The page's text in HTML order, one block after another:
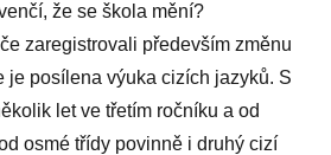
že se škola mění?
zaregistrovali především změnu
je posílena výuka cizích jazyků. S
let ve třetím ročníku a od
osmé třídy povinně i druhý cizí